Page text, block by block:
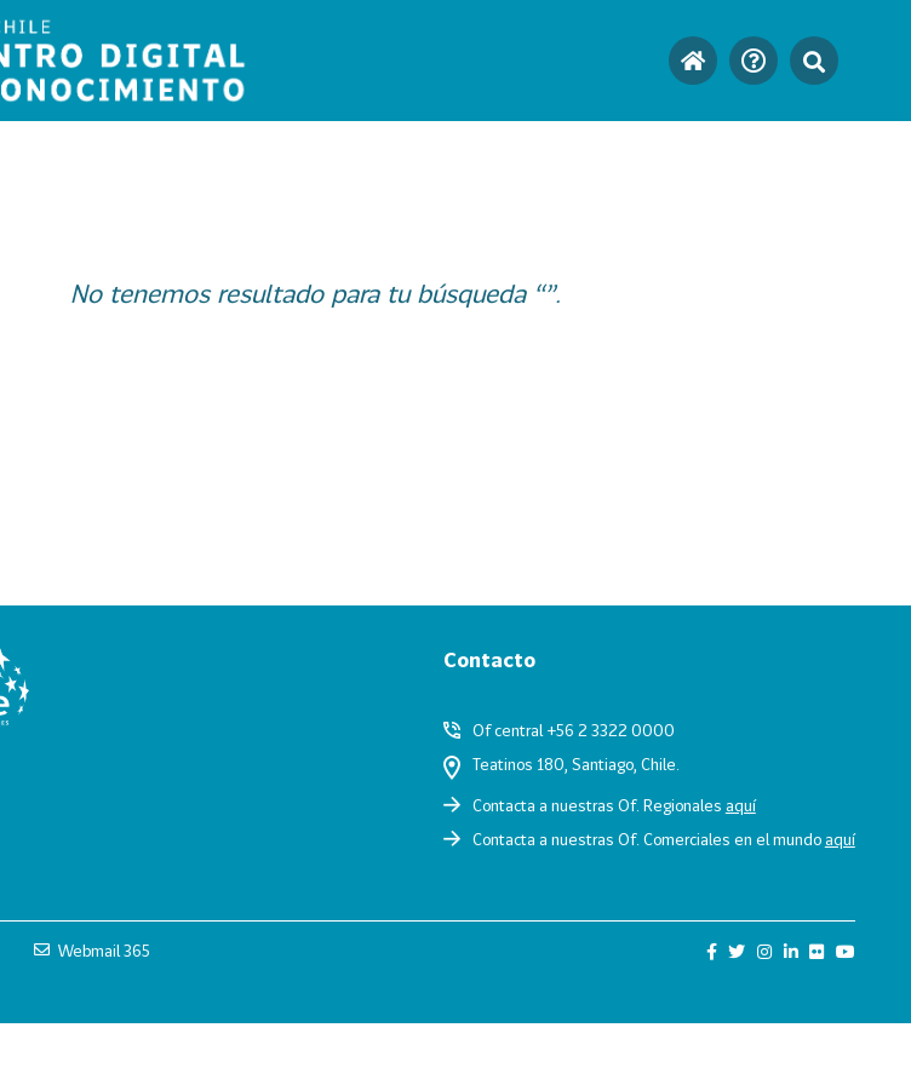
No tenemos resultado para tu búsqueda “”.
Contacto
Of central +56 2 3322 0000
Teatinos 180, Santiago, Chile.
Contacta a nuestras Of. Regionales aquí
Contacta a nuestras Of. Comerciales en el mundoaquí
Webmail 365